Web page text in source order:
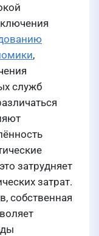
,
служб
затрудняет
затрат.
собственная